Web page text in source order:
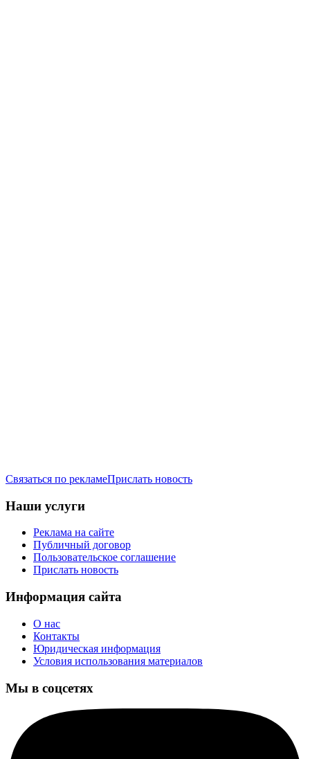
Связаться по рекламеПрислать новость
Наши услуги
Реклама на сайте
Публичный договор
Пользовательское соглашение
Прислать новость
Информация сайта
О нас
Контакты
Юридическая информация
Условия использования материалов
Мы в соцсетях